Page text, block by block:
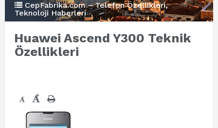
CepFabrika.com – Telefon Özellikleri,
Teknoloji Haberleri
Huawei Ascend Y300 Teknik
Özellikleri
- +